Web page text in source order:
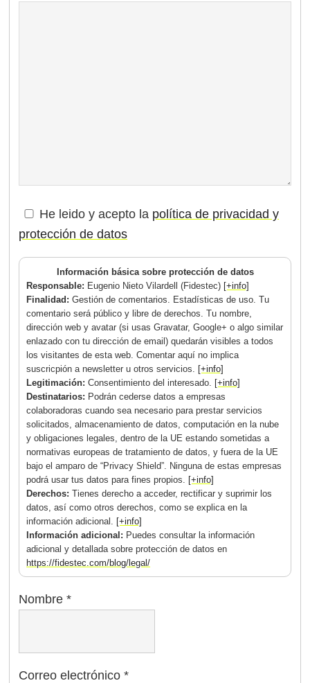
He leido y acepto la política de privacidad y
protección de datos
Información básica sobre protección de datos
Responsable: Eugenio Nieto Vilardell (Fidestec) [+info]
Finalidad:Gestión de comentarios. Estadísticas de uso. Tu
comentario será público y libre de derechos. Tu nombre,
dirección web y avatar (si usas Gravatar, Google+ o algo similar
enlazado con tu dirección de email) quedarán visibles a todos
los visitantes de esta web. Comentar aquí no implica
suscricpión a newsletter u otros servicios.
[+info]
Legitimación:Consentimiento del interesado.
[+info]
Destinatarios: Podrán cederse datos a empresas
colaboradoras cuando sea necesario para prestar servicios
solicitados, almacenamiento de datos, computación en la nube
y obligaciones legales, dentro de la UE estando sometidas a
normativas europeas de tratamiento de datos, y fuera de la UE
bajo el amparo de “Privacy Shield”. Ninguna de estas empresas
podrá usar tus datos para fines propios.
[+info]
Derechos:Tienes derecho a acceder, rectificar y suprimir los
datos, así como otros derechos, como se explica en la
información adicional.
[+info]
Información adicional: Puedes consultar la información
adicional y detallada sobre protección de datos en
https://fidestec.com/blog/legal/
Nombre*
Correo electrónico*